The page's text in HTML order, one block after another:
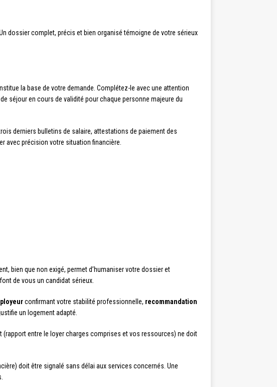
Un dossier complet, précis et bien organisé témoigne de votre sérieux
la base de votre demande. Complétez-le avec une attention
séjour en cours de validité pour chaque personne majeure du
derniers bulletins de salaire, attestations de paiement des
avec précision votre situation financière.
bien que non exigé, permet d’humaniser votre dossier et
de vous un candidat sérieux.
confirmant votre stabilité professionnelle, recommandation
un logement adapté.
(rapport entre le loyer charges comprises et vos ressources) ne doit
doit être signalé sans délai aux services concernés. Une